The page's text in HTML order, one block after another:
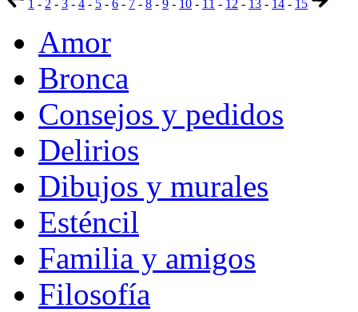
1 - 2 - 3 - 4 - 5 - 6 - 7 - 8 - 9 - 10 - 11 - 12 - 13 - 14 - 15
Amor
Bronca
Consejos y pedidos
Delirios
Dibujos y murales
Esténcil
Familia y amigos
Filosofía